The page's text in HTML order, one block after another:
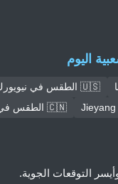
اليوم
🇺🇸 الطقس في نيويورك
🇨🇳 الطقس في نانينغ
التوقعات الجوية.